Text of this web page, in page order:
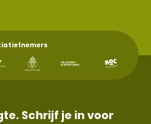
Schrijf je in voor